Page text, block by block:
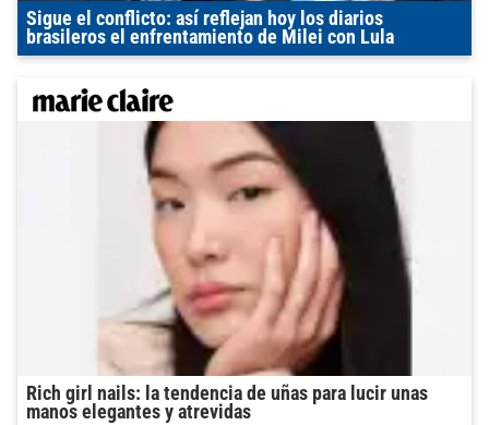
Sigue el conflicto: así reflejan hoy los diarios
brasileros el enfrentamiento de Milei con Lula
Rich girl nails: la tendencia de uñas para lucir unas
manos elegantes y atrevidas